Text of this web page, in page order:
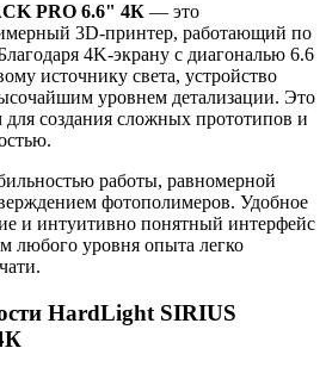
PRO 6.6" 4К — это
3D-принтер, работающий по
4K-экрану с диагональю 6.6
источнику света, устройство
уровнем детализации. Это
для создания сложных прототипов и
работы, равномерной
фотополимеров. Удобное
и интуитивно понятный интерфейс
любого уровня опыта легко
HardLight SIRIUS